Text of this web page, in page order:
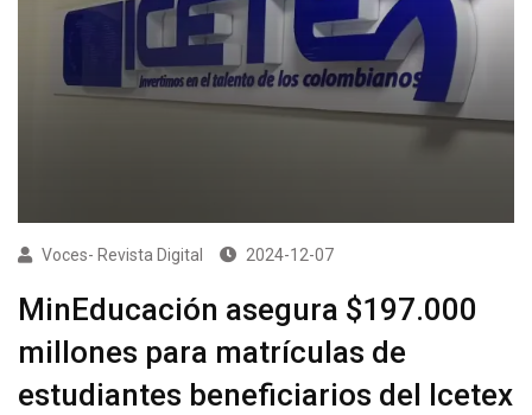
Voces- Revista Digital 2024-12-07
MinEducación asegura $197.000
millones para matrículas de
estudiantes beneficiarios del Icetex